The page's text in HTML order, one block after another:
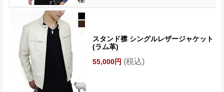
スタンド襟 シングルレザージャケット
(ラム革)
55,000円 (税込)